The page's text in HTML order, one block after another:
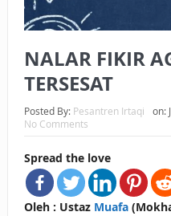
KEPEMILIKANNYA BERUBAH
BAHASA CINTA KARENA
HUKUM MEMBAYAR
NALAR FIKIR
TERSESAT
Posted By: Pesantren Irtaqi on:
No Comments
Spread the love
Oleh : Ustaz Muafa